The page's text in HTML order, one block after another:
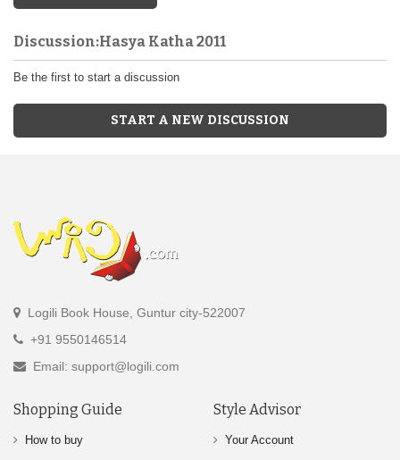
Discussion:Hasya Katha 2011
Be the first to start a discussion
START A NEW DISCUSSION
Logili Book House, Guntur city-522007
+91 9550146514
Email: support@logili.com
Shopping Guide
How to buy
Style Advisor
Your Account